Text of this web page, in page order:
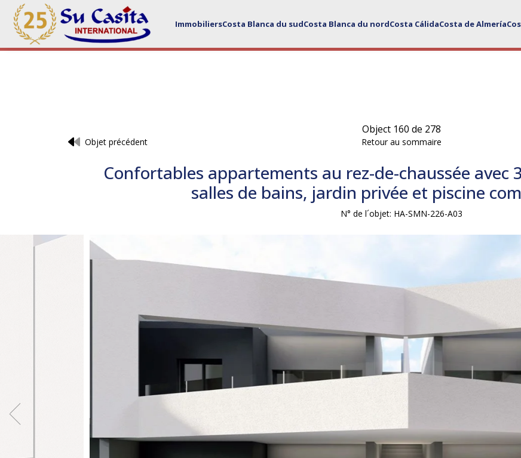
ImmobiliersCosta Blanca du sudCosta Blanca du nordCosta CálidaCosta de Almería
Object 160 de 278
Objet précédent Retour au sommaire
Confortables appartements au rez-de-chaussée avec
salles de bains, jardin privée et piscine
N° de l´objet: HA-SMN-226-A03